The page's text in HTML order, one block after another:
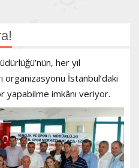
her yıl
organizasyonu İstanbul’daki
yapabilme imkânı veriyor.